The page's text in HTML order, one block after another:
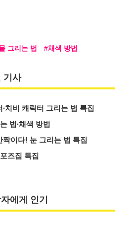
그리는 법 채색 방법
기사
치비 캐릭터 그리는 법 특집
법∙채색 방법
이다! 눈 그리는 법 특집
즈집 특집
에게 인기